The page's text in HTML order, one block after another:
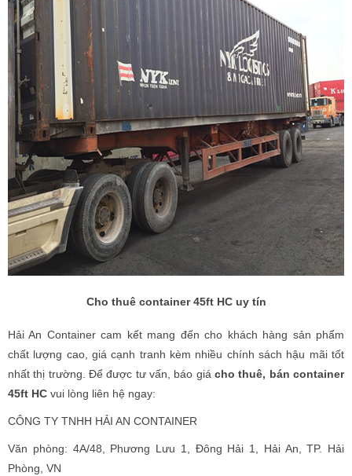
Cho thuê container 45ft HC uy tín
Hải An Container cam kết mang đến cho khách hàng sản phẩm
chất lượng cao, giá cạnh tranh kèm nhiều chính sách hậu mãi tốt
nhất thị trường. Để được tư vấn, báo giá cho thuê, bán container
45ft HC vui lòng liên hệ ngay:
CÔNG TY TNHH HẢI AN CONTAINER
Văn phòng: 4A/48, Phương Lưu 1, Đông Hải 1, Hải An, TP. Hải
Phòng, VN